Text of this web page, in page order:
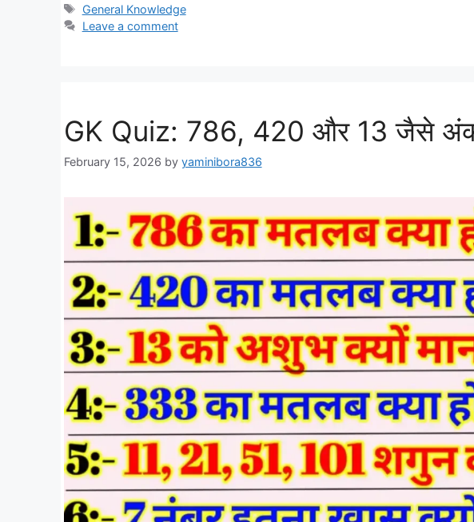
Tags
General Knowledge
Leave a comment
GK Quiz: 786, 420 और 13 जैसे
February 15, 2026 by yaminibora836